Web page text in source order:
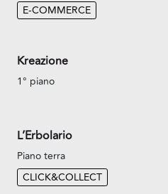
E-COMMERCE
Kreazione
1° piano
L’Erbolario
Piano terra
CLICK&COLLECT